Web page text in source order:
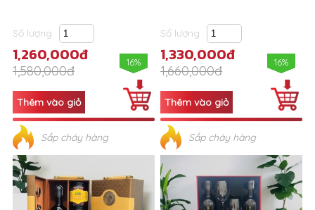
Số lượng
1,260,000đ
1,580,000đ
16%
Sắp cháy hàng
Số lượng
1,330,000đ
1,660,000đ
16%
Sắp cháy hàng